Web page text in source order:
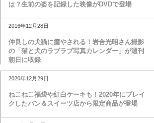
は？生前の姿を記録した映像がDVDで登場
2016年12月28日
仲良しの犬猫に癒やされる！岩合光昭さん撮影
の「猫と犬のラブラブ写真カレンダー」が週刊
朝日に収録
2020年12月29日
ねこねこ福袋や紅白ケーキも！2020年にブレイ
クしたパン＆スイーツ店から限定商品が登場